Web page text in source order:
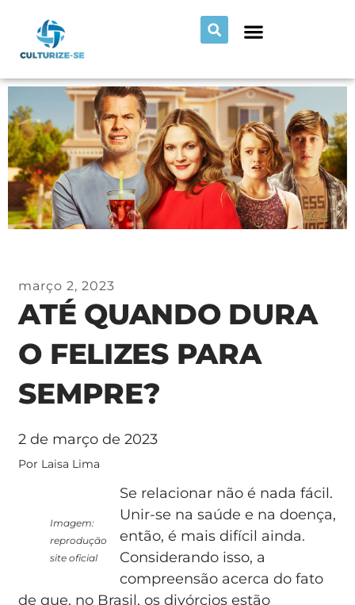
março 2, 2023
ATÉ QUANDO DURA
O FELIZES PARA
SEMPRE?
2 de março de 2023
Por Laisa Lima
Imagem:
reprodução
site oficial
Se relacionar não é nada fácil.
Unir-se na saúde e na doença,
então, é mais difícil ainda.
Considerando isso, a
compreensão acerca do fato
de que, no Brasil, os divórcios estão